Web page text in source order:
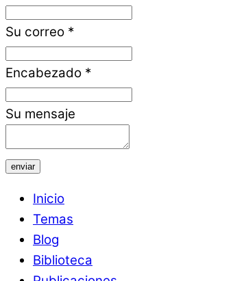
Su correo *
Encabezado *
Su mensaje
enviar
Inicio
Temas
Blog
Biblioteca